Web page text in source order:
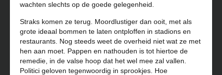
wachten slechts op de goede gelegenheid.
Straks komen ze terug. Moordlustiger dan ooit, met als
grote ideaal bommen te laten ontploffen in stadions en
restaurants. Nog steeds weet de overheid niet wat ze met
hen aan moet. Pappen en nathouden is tot hiertoe de
remedie, in de valse hoop dat het wel mee zal vallen.
Politici geloven tegenwoordig in sprookjes. Hoe